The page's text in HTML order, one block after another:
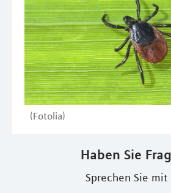
(Fotolia)
Haben Sie
Sprechen Sie mit